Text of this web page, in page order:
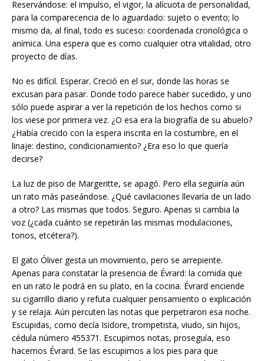
Reservándose: el impulso, el vigor, la alícuota de personalidad,
para la comparecencia de lo aguardado: sujeto o evento; lo
mismo da, al final, todo es suceso: coordenada cronológica o
anímica. Una espera que es como cualquier otra vitalidad, otro
proyecto de días.
No es difícil. Esperar. Creció en el sur, donde las horas se
excusan para pasar. Donde todo parece haber sucedido, y uno
sólo puede aspirar a ver la repetición de los hechos como si
los viese por primera vez. ¿O esa era la biografía de su abuelo?
¿Había crecido con la espera inscrita en la costumbre, en el
linaje: destino, condicionamiento? ¿Era eso lo que quería
decirse?
La luz de piso de Margeritte, se apagó. Pero ella seguiría aún
un rato más paseándose. ¿Qué cavilaciones llevaría de un lado
a otro? Las mismas que todos. Seguro. Apenas si cambia la
voz (¿cada cuánto se repetirán las mismas modulaciones,
tonos, etcétera?).
El gato Óliver gesta un movimiento, pero se arrepiente.
Apenas para constatar la presencia de Évrard: la comida que
en un rato le podrá en su plato, en la cocina. Évrard enciende
su cigarrillo diario y refuta cualquier pensamiento o explicación
y se relaja. Aún percuten las notas que perpetraron esa noche.
Escupidas, como decía Isidore, trompetista, viudo, sin hijos,
cédula número 455371. Escupimos notas, proseguía, eso
hacemos Évrard. Se las escupimos a los pies para que